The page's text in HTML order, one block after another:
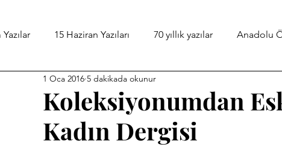
15 Haziran Yazıları 70 yıllık yazılar Anadolu
Ankara Kent Heykelleri Ankara Kitapları
Babasız Kalmak Efemeralar Demirci Yazıları
Koleksiyonumdan
Kadın Dergisi
1 Oca 2016 5 dakikada okunur